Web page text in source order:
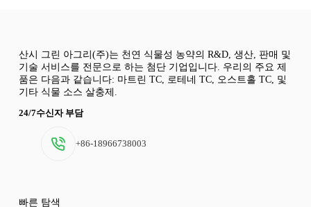
산시 그린 아그리(주)는 천연 식물성 농약의 R&D, 생산, 판매 및
기술 서비스를 전문으로 하는 첨단 기업입니다. 우리의 주요 제
품은 다음과 같습니다: 마트린 TC, 로테네 TC, 오스트홀 TC, 및
기타 식물 소스 살충제.
24/7수신자 부담
+86-18966738003
빠른 탐색